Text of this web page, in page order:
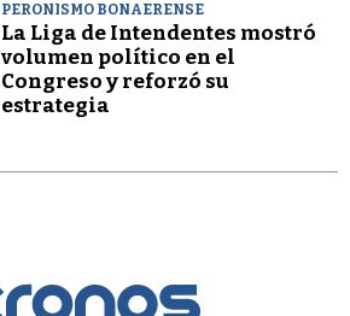
PERONISMO BONAERENSE
La Liga de Intendentes mostró
volumen político en el
Congreso y reforzó su
estrategia